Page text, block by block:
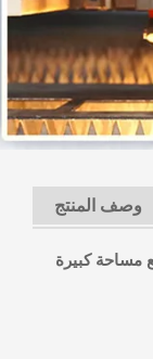
وصف المنتج
مساحة كبيرة